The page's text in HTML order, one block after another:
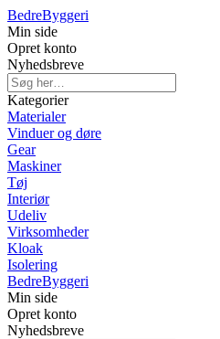
BedreByggeri
Min side
Opret konto
Nyhedsbreve
Kategorier
Materialer
Vinduer og døre
Gear
Maskiner
Tøj
Interiør
Udeliv
Virksomheder
Kloak
Isolering
BedreByggeri
Min side
Opret konto
Nyhedsbreve